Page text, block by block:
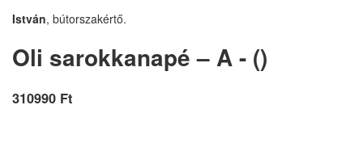
István, bútorszakértő.
Oli sarokkanapé – A - ()
310990 Ft